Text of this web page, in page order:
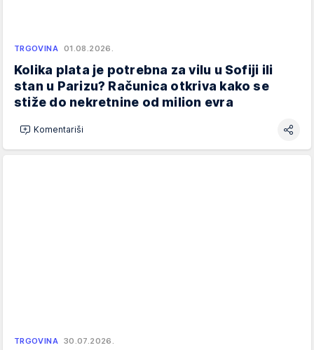
TRGOVINA 01.08.2026.
Kolika plata je potrebna za vilu u Sofiji ili
stan u Parizu? Računica otkriva kako se
stiže do nekretnine od milion evra
Komentariši
TRGOVINA 30.07.2026.